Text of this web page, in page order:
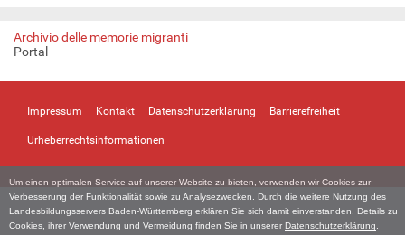
Um einen optimalen Service auf unserer Website zu bieten, verwenden wir Cookies zur
Verbesserung der Funktionalität sowie zu Analysezwecken. Durch die weitere Nutzung des
Landesbildungsservers Baden-Württemberg erklären Sie sich damit einverstanden. Details zu
Cookies, ihrer Verwendung und Vermeidung finden Sie in unserer Datenschutzerklärung
Archivio delle memorie migranti
Portal
Impressum Kontakt Datenschutzerklärung Barrierefreiheit
Urheberrechtsinformationen